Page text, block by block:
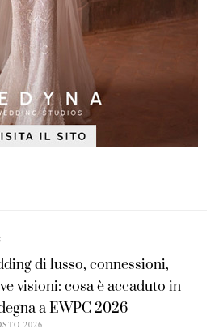
di lusso, connessioni,
visioni: cosa è accaduto in
a EWPC 2026
2026